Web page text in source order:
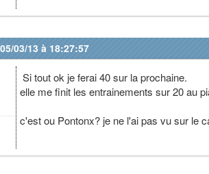
03/13 à 18:27:57
Si tout ok je ferai 40 sur la prochaine.
elle me finit les entrainements sur 20 au
c'est ou Pontonx? je ne l'ai pas vu sur le